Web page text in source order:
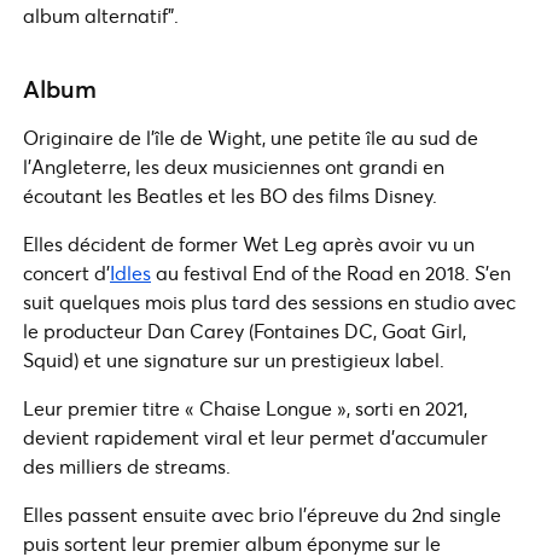
album alternatif”.
Album
Originaire de l’île de Wight, une petite île au sud de
l’Angleterre, les deux musiciennes ont grandi en
écoutant les Beatles et les BO des films Disney.
Elles décident de former Wet Leg après avoir vu un
concert d’Idlesau festival End of the Road en 2018. S’en
suit quelques mois plus tard des sessions en studio avec
le producteur Dan Carey (Fontaines DC, Goat Girl,
Squid) et une signature sur un prestigieux label.
Leur premier titre « Chaise Longue », sorti en 2021,
devient rapidement viral et leur permet d’accumuler
des milliers de streams.
Elles passent ensuite avec brio l’épreuve du 2nd single
puis sortent leur premier album éponyme sur le